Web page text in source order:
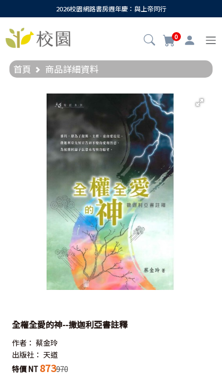
2026校園網路書房週年慶：與上帝同行
0
首頁 商品詳細資料
全權全愛的神--撒迦利亞書註釋
作者： 蔡金玲
出版社： 天道
特價 NT 873970